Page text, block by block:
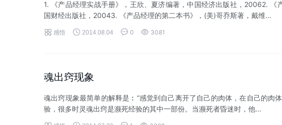
国财经出版社，20043. 《产品经理的第二本书》，(美)哥乔斯著，戴维...
  
验，很多时灵魂出窍是濒死经验的其中一部份。当濒死者昏迷时，他...
   